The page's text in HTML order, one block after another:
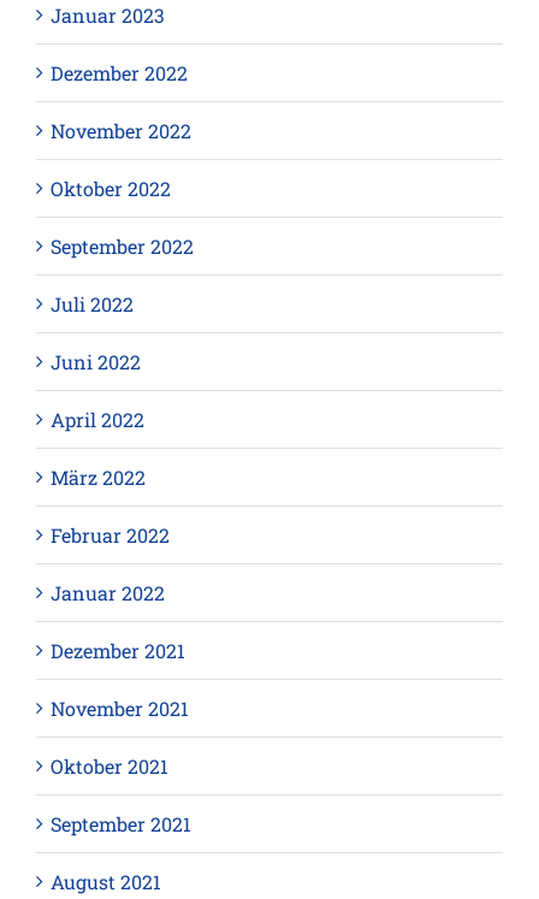
Januar 2023
Dezember 2022
November 2022
Oktober 2022
September 2022
Juli 2022
Juni 2022
April 2022
März 2022
Februar 2022
Januar 2022
Dezember 2021
November 2021
Oktober 2021
September 2021
August 2021